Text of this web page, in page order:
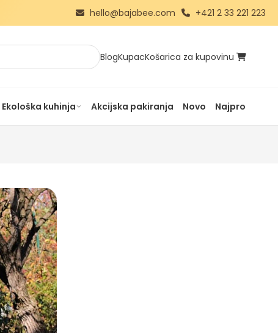
hello@bajabee.com +421 2 33 221 223
BlogKupacKošarica za kupovinu
Ekološka kuhinja Akcijska pakiranja Novo